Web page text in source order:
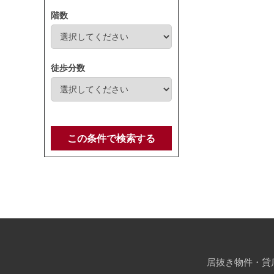
階数
徒歩分数
この条件で検索する
居抜き物件・貸